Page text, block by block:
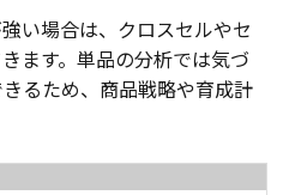
い場合は、クロスセルやセ
ます。単品の分析では気づ
るため、商品戦略や育成計